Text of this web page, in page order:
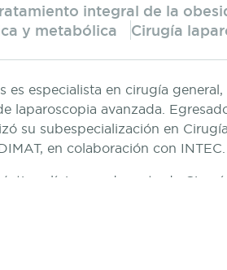
integral de la
y metabólica
Cirugía
es especialista en cirugía
laparoscopia avanzada.
su subespecialización en
en colaboración con INTEC.
clínica, es docente de
UNPHU y UASD.
de Diabetes, Obesidad y